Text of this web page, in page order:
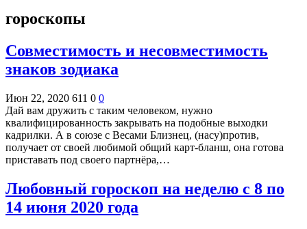
гороскопы
Совместимость и несовместимость
знаков зодиака
Июн 22, 2020 611 0 0
Дай вам дружить с таким человеком, нужно
квалифицированность закрывать на подобные выходки
кадрилки. А в союзе с Весами Близнец, (насу)против,
получает от своей любимой общий карт-бланш, она готова
приставать под своего партнёра,…
Любовный гороскоп на неделю с 8 по
14 июня 2020 года